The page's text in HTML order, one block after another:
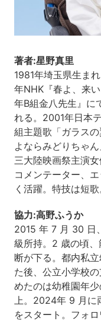
著者:星野真里
1981年埼玉県生ま
年NHK『春よ、来
年B組金八先生』に
れる。2001年日本
組主題歌「ガラス
よならみどりちゃ
三大陸映画祭主演
コメンテーター、
く活躍。特技は短歌
協力:高野ふうか
2015 年 7 月 30 日
級所持。2 歳の頃
断が下る。都内私
た後、公立小学校
めたのは幼稚園年
上。2024年 9 月
をスタート。フォロ